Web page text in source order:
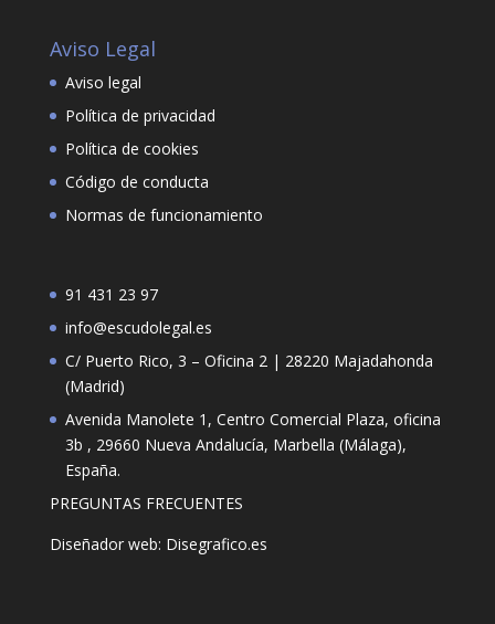
Aviso Legal
Aviso legal
Política de privacidad
Política de cookies
Código de conducta
Normas de funcionamiento
91 431 23 97
info@escudolegal.es
C/ Puerto Rico, 3 – Oficina 2 | 28220 Majadahonda
(Madrid)
Avenida Manolete 1, Centro Comercial Plaza, oficina
3b , 29660 Nueva Andalucía, Marbella (Málaga),
España.
PREGUNTAS FRECUENTES
Diseñador web: Disegrafico.es